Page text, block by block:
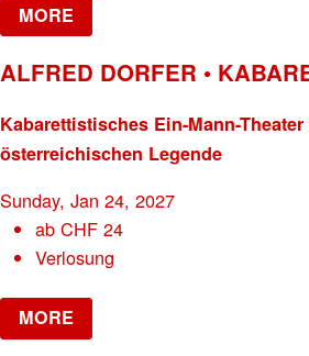
MORE
ALFRED DORFER •
Kabarettistisches Ein-Mann-
österreichischen Legende
Sunday, Jan 24, 2027
abCHF 24
Verlosung
MORE